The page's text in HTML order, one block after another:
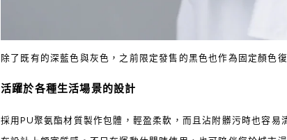
除了既有的深藍色與灰色，之前限定發售的黑色也作為固定顏色
活躍於各種生活場景的設計
採用PU聚氨酯材質製作包體，輕盈柔軟，而且沾附髒污時也容易